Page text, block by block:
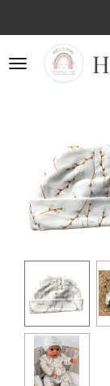
direct
naar